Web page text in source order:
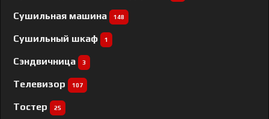
Сушильная машина 148
Сушильный шкаф 1
Сэндвичница 3
Телевизор 107
Тостер 25